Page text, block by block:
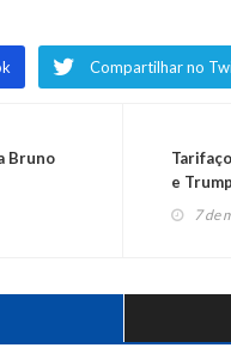
Compartilhar no
Bruno
e Trump
7 de